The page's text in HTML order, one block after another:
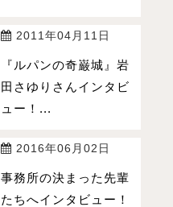
2011年04月11日
『ルパンの奇巌城』岩
田さゆりさんインタビ
ュー！...
2016年06月02日
事務所の決まった先輩
たちへインタビュー！